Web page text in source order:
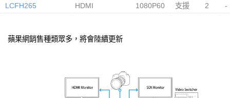
LCFH265
HDMI 1080P60 支援 2 -
蘋果網銷售種類眾多，將會陸續更新